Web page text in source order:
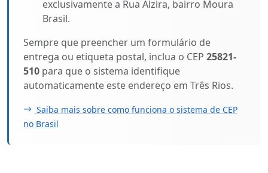
exclusivamente a Rua Alzira, bairro Moura
Brasil.
Sempre que preencher um formulário de
entrega ou etiqueta postal, inclua o CEP 25821-
510 para que o sistema identifique
automaticamente este endereço em Três Rios.
Saiba mais sobre como funciona o sistema de CEP
no Brasil